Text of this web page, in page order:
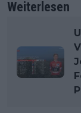
Weiterlesen